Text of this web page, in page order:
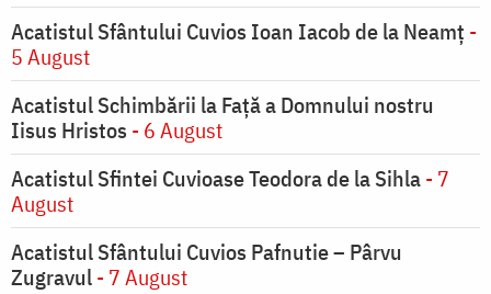
Acatistul Sfântului Cuvios Ioan Iacob de la Neamț -
5 August
Acatistul Schimbării la Faţă a Domnului nostru
Iisus Hristos - 6 August
Acatistul Sfintei Cuvioase Teodora de la Sihla- 7
August
Acatistul Sfântului Cuvios Pafnutie – Pârvu
Zugravul- 7 August